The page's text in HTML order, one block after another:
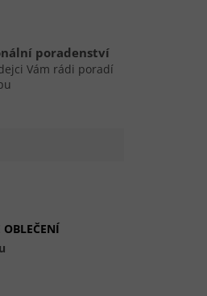
poradenství
Vám rádi poradí
OBLEČENÍ